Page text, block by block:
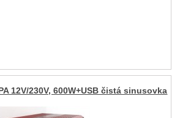
12V/230V, 600W+USB čistá sinusovka